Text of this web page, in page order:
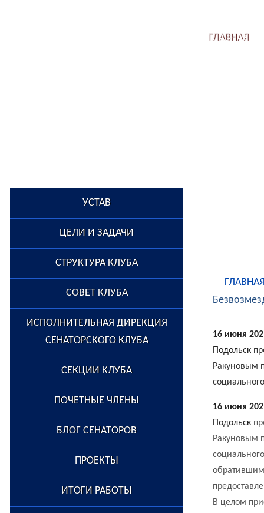
ГЛАВНАЯ
УСТАВ
ЦЕЛИ И ЗАДАЧИ
СТРУКТУРА КЛУБА
СОВЕТ КЛУБА
ИСПОЛНИТЕЛЬНАЯ ДИРЕКЦИЯ
СЕНАТОРСКОГО КЛУБА
СЕКЦИИ КЛУБА
ПОЧЕТНЫЕ ЧЛЕНЫ
БЛОГ СЕНАТОРОВ
ПРОЕКТЫ
ИТОГИ РАБОТЫ
16 июня
Подольск
Ракуновым
16 июня
Подольск
Ракуновым
В целом